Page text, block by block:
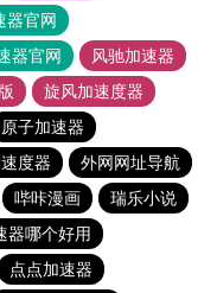
器官网
器官网
风驰加速器
旋风加速度器
原子加速器
度器
外网网址导航
哔咔漫画
瑞乐小说
器哪个好用
点点加速器